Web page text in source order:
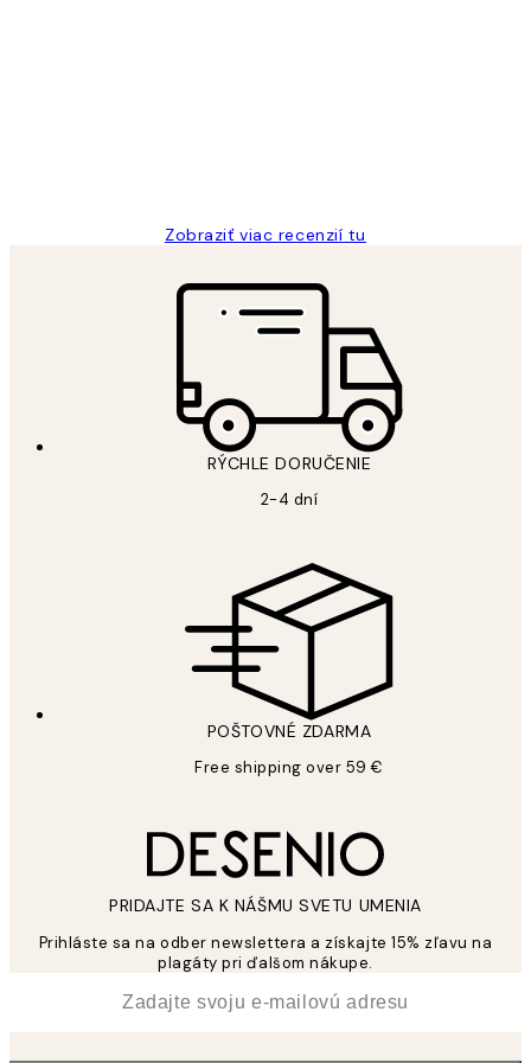
Zobraziť viac recenzií tu
RÝCHLE DORUČENIE
2-4 dní
POŠTOVNÉ ZDARMA
Free shipping over 59 €
PRIDAJTE SA K NÁŠMU SVETU UMENIA
Prihláste sa na odber newslettera a získajte 15% zľavu na
plagáty pri ďalšom nákupe.